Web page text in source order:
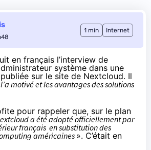
1 min Internet
en français l’interview de
système dans une
sur le site de Nextcloud. Il
motivé et les avantages des solutions
pour rappeler que, sur le plan
a été adopté officiellement par
français en substitution des
américaines ». C’était en